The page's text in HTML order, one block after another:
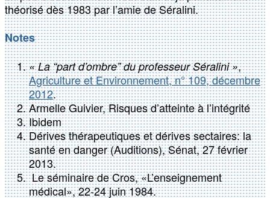
théorisé dès 1983 par l’amie de Séralini.
Notes
« La “part d’ombre” du professeur Séralini »,
Agriculture et Environnement, n° 109, décembre
2012.
Armelle Guivier, Risques d’atteinte à l’intégrité
Ibidem
Dérives thérapeutiques et dérives sectaires: la
santé en danger (Auditions), Sénat, 27 février
2013.
Le séminaire de Cros, «L’enseignement
médical», 22-24 juin 1984.